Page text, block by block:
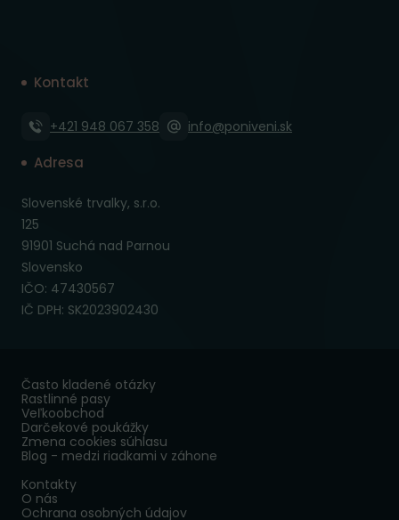
Kontakt
+421 948 067 358 info@poniveni.sk
Adresa
Slovenské trvalky, s.r.o.
125
91901 Suchá nad Parnou
Slovensko
IČO: 47430567
IČ DPH: SK2023902430
Často kladené otázky
Rastlinné pasy
Veľkoobchod
Darčekové poukážky
Zmena cookies súhlasu
Blog - medzi riadkami v záhone
Kontakty
O nás
Ochrana osobných údajov